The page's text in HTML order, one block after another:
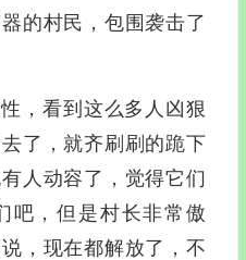
的村民，包围袭击了
，看到这么多人凶狠
了，就齐刷刷的跪下
人动容了，觉得它们
吧，但是村长非常傲
，现在都解放了，不